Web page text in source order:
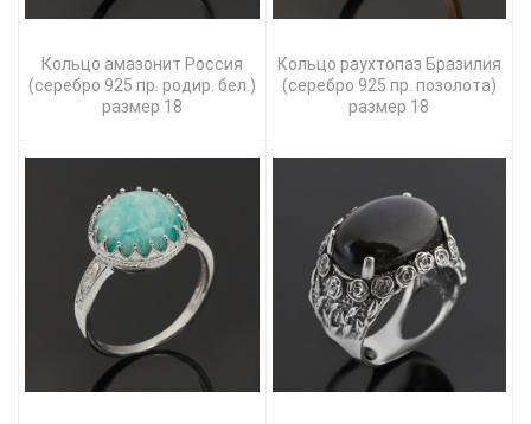
Кольцо амазонит Россия
(серебро 925 пр. родир. бел.)
размер 18
Кольцо раухтопаз Бразилия
(серебро 925 пр. позолота)
размер 18